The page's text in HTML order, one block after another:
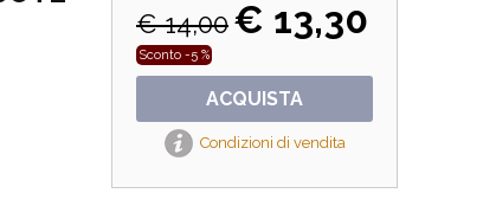
€ 14,00€ 13,30
Sconto -5 %
ACQUISTA
Condizioni di vendita